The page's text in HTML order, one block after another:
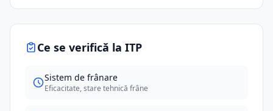
Ce se verifică la ITP
Sistem de frânare
Eficacitate, stare tehnică frâne